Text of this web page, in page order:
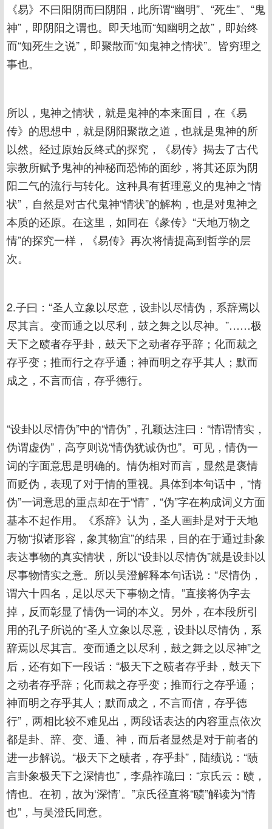
《易》不曰阳阴而曰阴阳，此所谓“幽明”、“死生”、“鬼
神”，即阴阳之谓也。即天地而“知幽明之故”，即始终
而“知死生之说”，即聚散而“知鬼神之情状”。皆穷理之
事也。
所以，鬼神之情状，就是鬼神的本来面目，在《易
传》的思想中，就是阴阳聚散之道，也就是鬼神的所
以然。经过原始反终式的探究，《易传》揭去了古代
宗教所赋予鬼神的神秘而恐怖的面纱，将其还原为阴
阳二气的流行与转化。这种具有哲理意义的鬼神之“情
状”，自然是对古代鬼神“情状”的解构，也是对鬼神之
本质的还原。在这里，如同在《彖传》“天地万物之
情”的探究一样，《易传》再次将情提高到哲学的层
次。
2.子曰：“圣人立象以尽意，设卦以尽情伪，系辞焉以
尽其言。变而通之以尽利，鼓之舞之以尽神。”……极
天下之赜者存乎卦，鼓天下之动者存乎辞；化而裁之
存乎变；推而行之存乎通；神而明之存乎其人；默而
成之，不言而信，存乎德行。
“设卦以尽情伪”中的“情伪”，孔颖达注曰：“情谓情实，
伪谓虚伪”，高亨则说“情伪犹诚伪也”。可见，情伪一
词的字面意思是明确的。情伪相对而言，显然是褒情
而贬伪，表现了对于情的重视。具体到本句话中，“情
伪”一词意思的重点却在于“情”，“伪”字在构成词义方面
基本不起作用。《系辞》认为，圣人画卦是对于天地
万物“拟诸形容，象其物宜”的结果，目的在于通过卦象
表达事物的真实情状，所以“设卦以尽情伪”就是设卦以
尽事物情实之意。所以吴澄解释本句话说：“尽情伪，
谓六十四名，足以尽天下事物之情。”直接将伪字去
掉，反而彰显了情伪一词的本义。另外，在本段所引
用的孔子所说的“圣人立象以尽意，设卦以尽情伪，系
辞焉以尽其言。变而通之以尽利，鼓之舞之以尽神”之
后，还有如下一段话：“极天下之赜者存乎卦，鼓天下
之动者存乎辞；化而裁之存乎变；推而行之存乎通；
神而明之存乎其人；默而成之，不言而信，存乎德
行”，两相比较不难见出，两段话表达的内容重点依次
都是卦、辞、变、通、神，而后者显然是对于前者的
进一步解说。“极天下之赜者，存乎卦”，陆绩说：“赜
言卦象极天下之深情也”，李鼎祚疏曰：“京氏云：赜，
情也。在初，故为‘深情’。”京氏径直将“赜”解读为“情
也”，与吴澄氏同意。